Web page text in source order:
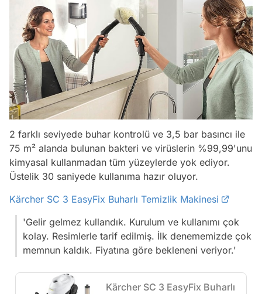
2 farklı seviyede buhar kontrolü ve 3,5 bar basıncı ile
75 m² alanda bulunan bakteri ve virüslerin %99,99'unu
kimyasal kullanmadan tüm yüzeylerde yok ediyor.
Üstelik 30 saniyede kullanıma hazır oluyor.
Kärcher SC 3 EasyFix Buharlı Temizlik Makinesi
'Gelir gelmez kullandık. Kurulum ve kullanımı çok
kolay. Resimlerle tarif edilmiş. İlk denememizde çok
memnun kaldık. Fiyatına göre bekleneni veriyor.'
Kärcher SC 3 EasyFix Buharlı